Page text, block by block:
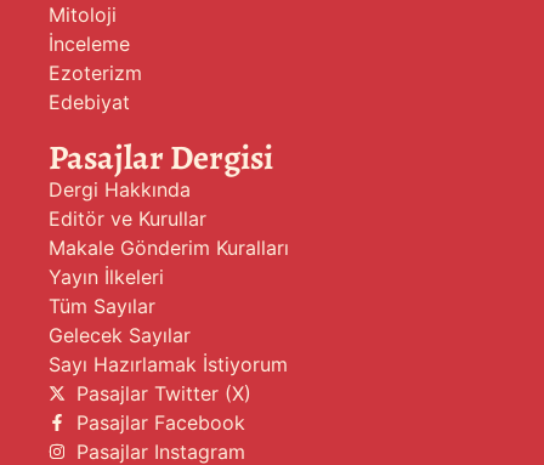
Mitoloji
İnceleme
Ezoterizm
Edebiyat
Pasajlar Dergisi
Dergi Hakkında
Editör ve Kurullar
Makale Gönderim Kuralları
Yayın İlkeleri
Tüm Sayılar
Gelecek Sayılar
Sayı Hazırlamak İstiyorum
Pasajlar Twitter (X)
Pasajlar Facebook
Pasajlar Instagram